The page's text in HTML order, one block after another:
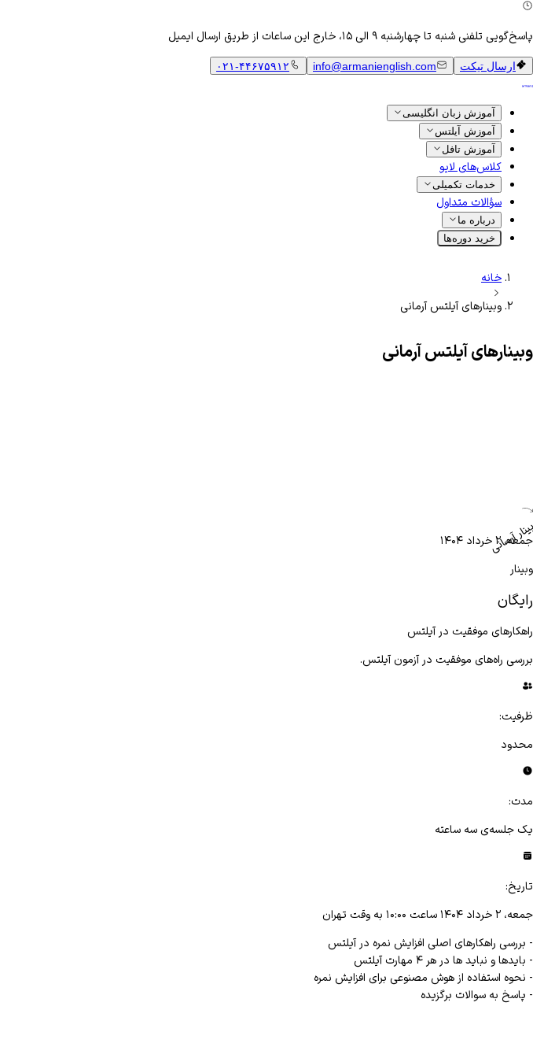
پاسخ‌گویی تلفنی شنبه تا چهارشنبه ۹ الی ۱۵، خارج این ساعات از طریق ارسال ایمیل
ارسال تیکت info@armanienglish.com ۰۲۱-۴۴۶۷۵۹۱۲
آموزش زبان انگلیسی
آموزش آیلتس
آموزش تافل
کلاس‌های لایو
خدمات تکمیلی
سؤالات متداول
درباره ما
خرید دوره‌ها
خانه
وبینارهای آیلتس آرمانی
وبینارهای آیلتس آرمانی
آرمانیجمعه، ۲ خرداد ۱۴۰۴
وبینار
رایگان
راهکار‌های موفقیت در آیلتس
بررسی راه‌های موفقیت در آزمون آیلتس.
ظرفیت:
محدود
مدت:
یک جلسه‌ی سه ساعته
تاریخ:
جمعه، ۲ خرداد ۱۴۰۴ ساعت ۱۰:۰۰ به وقت تهران
- بررسی راهکارهای اصلی افزایش نمره در آیلتس
- بایدها و نباید ها در هر ۴ مهارت آیلتس
- نحوه استفاده از هوش مصنوعی برای افزایش نمره
- پاسخ به سوالات برگزیده